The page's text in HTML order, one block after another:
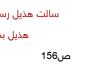
سالت هذيل
هذيل
ص156